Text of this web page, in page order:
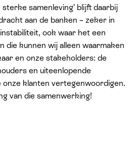
samenleving’ blijft daarbij
aan de banken – zeker in
ook waar het een
die kunnen wij alleen waarmaken
en onze stakeholders: de
en uiteenlopende
onze klanten vertegenwoordigen.
van die samenwerking!